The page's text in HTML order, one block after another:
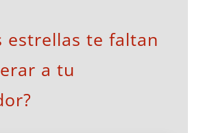
estrellas te faltan
a tu